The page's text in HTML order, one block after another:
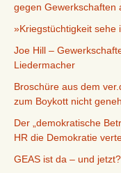
gegen Gewerkschaften
»Kriegstüchtigkeit sehe
Joe Hill –
Liedermacher
Broschüre aus dem
zum Boykott nicht
Der „demokratische
HR die Demokratie
GEAS ist da – und jetzt?